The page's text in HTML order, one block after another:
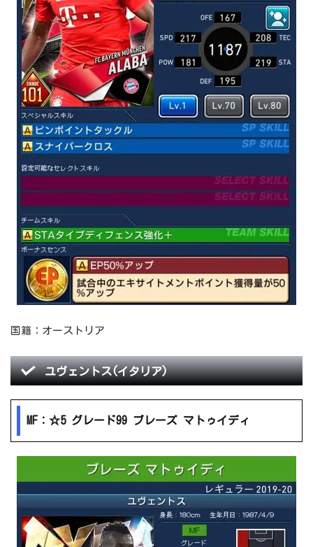
国籍：オーストリア
ユヴェントス(イタリア)
MF：☆5 グレード99 ブレーズ マトゥイディ